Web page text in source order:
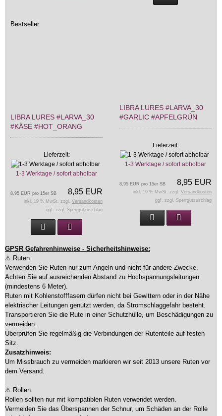
Bestseller
LIBRA LURES #LARVA_30
#KÄSE #HOT_ORANG
Lieferzeit:
1-3 Werktage / sofort abholbar
8,95 EUR
8,95 EUR pro 15er SB
inkl. 19 % MwSt. zzgl. Versandkosten
ggf. zzgl. Sperrgutzuschlag
LIBRA LURES #LARVA_30
#GARLIC #APFELGRÜN
Lieferzeit:
1-3 Werktage / sofort abholbar
8,95 EUR
8,95 EUR pro 15er SB
inkl. 19 % MwSt. zzgl. Versandkosten
ggf. zzgl. Sperrgutzuschlag
GPSR Gefahrenhinweise - Sicherheitshinweise:
⚠ Ruten
Verwenden Sie Ruten nur zum Angeln und nicht für andere Zwecke.
Achten Sie auf ausreichenden Abstand zu Hochspannungsleitungen
(mindestens 6 Meter).
Ruten mit Kohlenstofffasern dürfen nicht bei Gewittern oder in der Nähe
elektrischer Leitungen genutzt werden, da Stromschlaggefahr besteht.
Transportieren Sie die Rute in einer Schutzhülle, um Beschädigungen zu
vermeiden.
Überprüfen Sie regelmäßig die Verbindungen der Rutenteile auf festen
Sitz.
Zusatzhinweis:
Um Missbrauch zu vermeiden markieren wir seit 2013 unsere Ruten vor
dem Versand.
⚠ Rollen
Rollen sollten nur mit kompatiblen Ruten verwendet werden.
Vermeiden Sie das Überspannen der Schnur, um Schäden an der Rolle